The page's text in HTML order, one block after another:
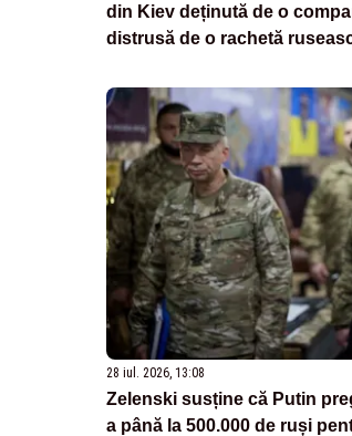
din Kiev deținută de o
distrusă de o rachetă
28 iul. 2026, 13:08
Zelenski susține că Putin
a până la 500.000 de ruși